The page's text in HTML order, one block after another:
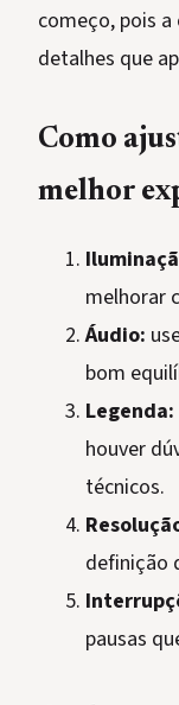
começo, pois
detalhes que
Como
melhor
melhorar
Áudio:
bom
Legenda:
houver
técnicos.
definição
pausas